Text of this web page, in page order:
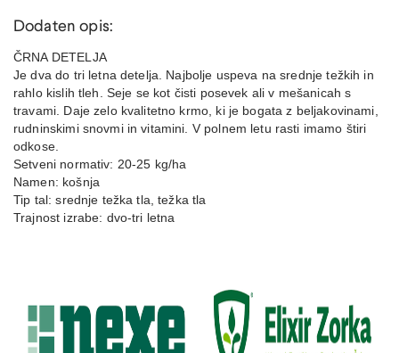
Dodaten opis:
ČRNA DETELJA
Je dva do tri letna detelja. Najbolje uspeva na srednje težkih in
rahlo kislih tleh. Seje se kot čisti posevek ali v mešanicah s
travami. Daje zelo kvalitetno krmo, ki je bogata z beljakovinami,
rudninskimi snovmi in vitamini. V polnem letu rasti imamo štiri
odkose.
Setveni normativ: 20-25 kg/ha
Namen: košnja
Tip tal: srednje težka tla, težka tla
Trajnost izrabe: dvo-tri letna